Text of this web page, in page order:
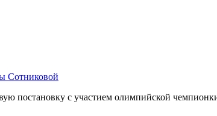
Сотниковой
постановку с участием олимпийской